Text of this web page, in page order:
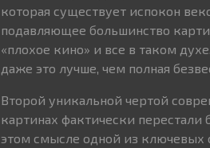
которая существует испокон
подавляющее большинство
«плохое кино» и все в таком
даже это лучше, чем полная
Второй уникальной чертой
картинах фактически
этом смысле одной из ключевых